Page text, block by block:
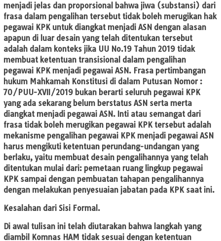
menjadi jelas dan proporsional bahwa jiwa (substansi) dari
frasa dalam pengalihan tersebut tidak boleh merugikan hak
pegawai KPK untuk diangkat menjadi ASN dengan alasan
apapun di luar desain yang telah ditentukan tersebut
adalah dalam konteks jika UU No.19 Tahun 2019 tidak
membuat ketentuan transisional dalam pengalihan
pegawai KPK menjadi pegawai ASN. Frasa pertimbangan
hukum Mahkamah Konstitusi di dalam Putusan Nomor :
70/PUU-XVII/2019 bukan berarti seluruh pegawai KPK
yang ada sekarang belum berstatus ASN serta merta
diangkat menjadi pegawai ASN. Inti atau semangat dari
frasa tidak boleh merugikan pegawai KPK tersebut adalah
mekanisme pengalihan pegawai KPK menjadi pegawai ASN
harus mengikuti ketentuan perundang-undangan yang
berlaku, yaitu membuat desain pengalihannya yang telah
ditentukan mulai dari: pemetaan ruang lingkup pegawai
KPK sampai dengan pembuatan tahapan pengalihannya
dengan melakukan penyesuaian jabatan pada KPK saat ini.
Kesalahan dari Sisi Formal.
​Di awal tulisan ini telah diutarakan bahwa langkah yang
diambil Komnas HAM tidak sesuai dengan ketentuan